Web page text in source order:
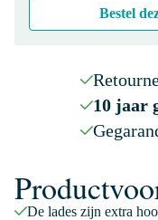
Bestel
10 jaar
De lades zijn extra